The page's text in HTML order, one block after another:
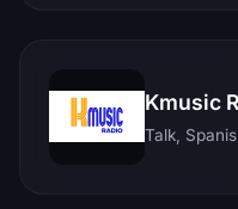
Kmusic
Talk,